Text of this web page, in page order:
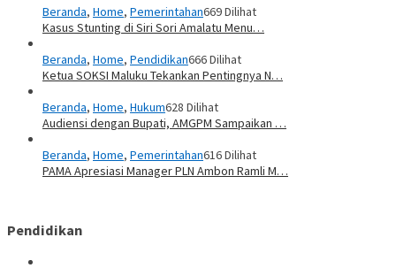
Beranda, Home, Pemerintahan669 Dilihat
Kasus Stunting di Siri Sori Amalatu Menu…
Beranda, Home, Pendidikan666 Dilihat
Ketua SOKSI Maluku Tekankan Pentingnya N…
Beranda, Home, Hukum628 Dilihat
Audiensi dengan Bupati, AMGPM Sampaikan …
Beranda, Home, Pemerintahan616 Dilihat
PAMA Apresiasi Manager PLN Ambon Ramli M…
Pendidikan